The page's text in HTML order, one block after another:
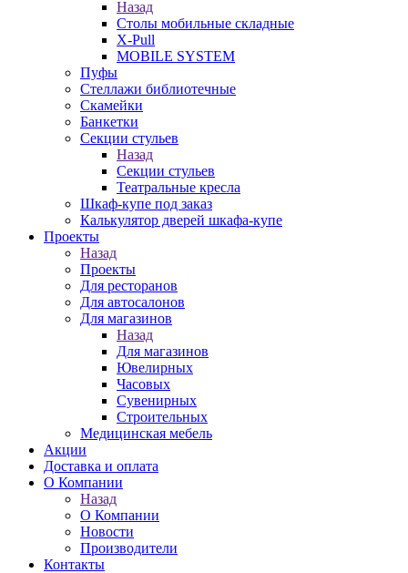
Назад
Столы мобильные складные
X-Pull
MOBILE SYSTEM
Пуфы
Стеллажи библиотечные
Скамейки
Банкетки
Секции стульев
Назад
Секции стульев
Театральные кресла
Шкаф-купе под заказ
Калькулятор дверей шкафа-купе
Проекты
Назад
Проекты
Для ресторанов
Для автосалонов
Для магазинов
Назад
Для магазинов
Ювелирных
Часовых
Сувенирных
Строительных
Медицинская мебель
Акции
Доставка и оплата
О Компании
Назад
О Компании
Новости
Производители
Контакты